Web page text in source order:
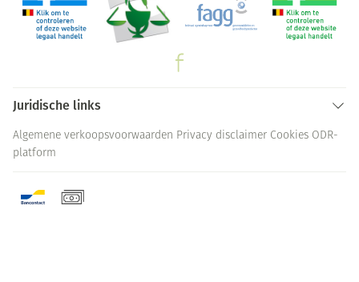
Juridische links
Algemene verkoopsvoorwaarden Privacy disclaimer Cookies ODR-
platform